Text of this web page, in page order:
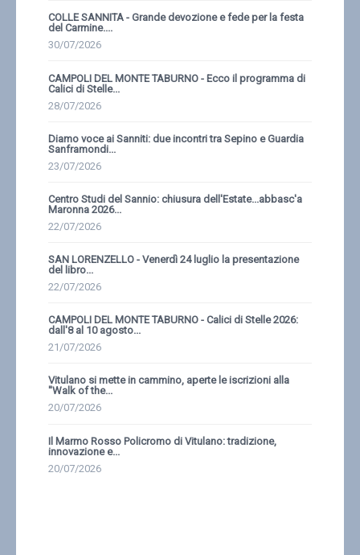
COLLE SANNITA - Grande devozione e fede per la festa
del Carmine....
30/07/2026
CAMPOLI DEL MONTE TABURNO - Ecco il programma di
Calici di Stelle...
28/07/2026
Diamo voce ai Sanniti: due incontri tra Sepino e Guardia
Sanframondi...
23/07/2026
Centro Studi del Sannio: chiusura dell'Estate...abbasc'a
Maronna 2026...
22/07/2026
SAN LORENZELLO - Venerdì 24 luglio la presentazione
del libro...
22/07/2026
CAMPOLI DEL MONTE TABURNO - Calici di Stelle 2026:
dall'8 al 10 agosto...
21/07/2026
Vitulano si mette in cammino, aperte le iscrizioni alla
''Walk of the...
20/07/2026
Il Marmo Rosso Policromo di Vitulano: tradizione,
innovazione e...
20/07/2026